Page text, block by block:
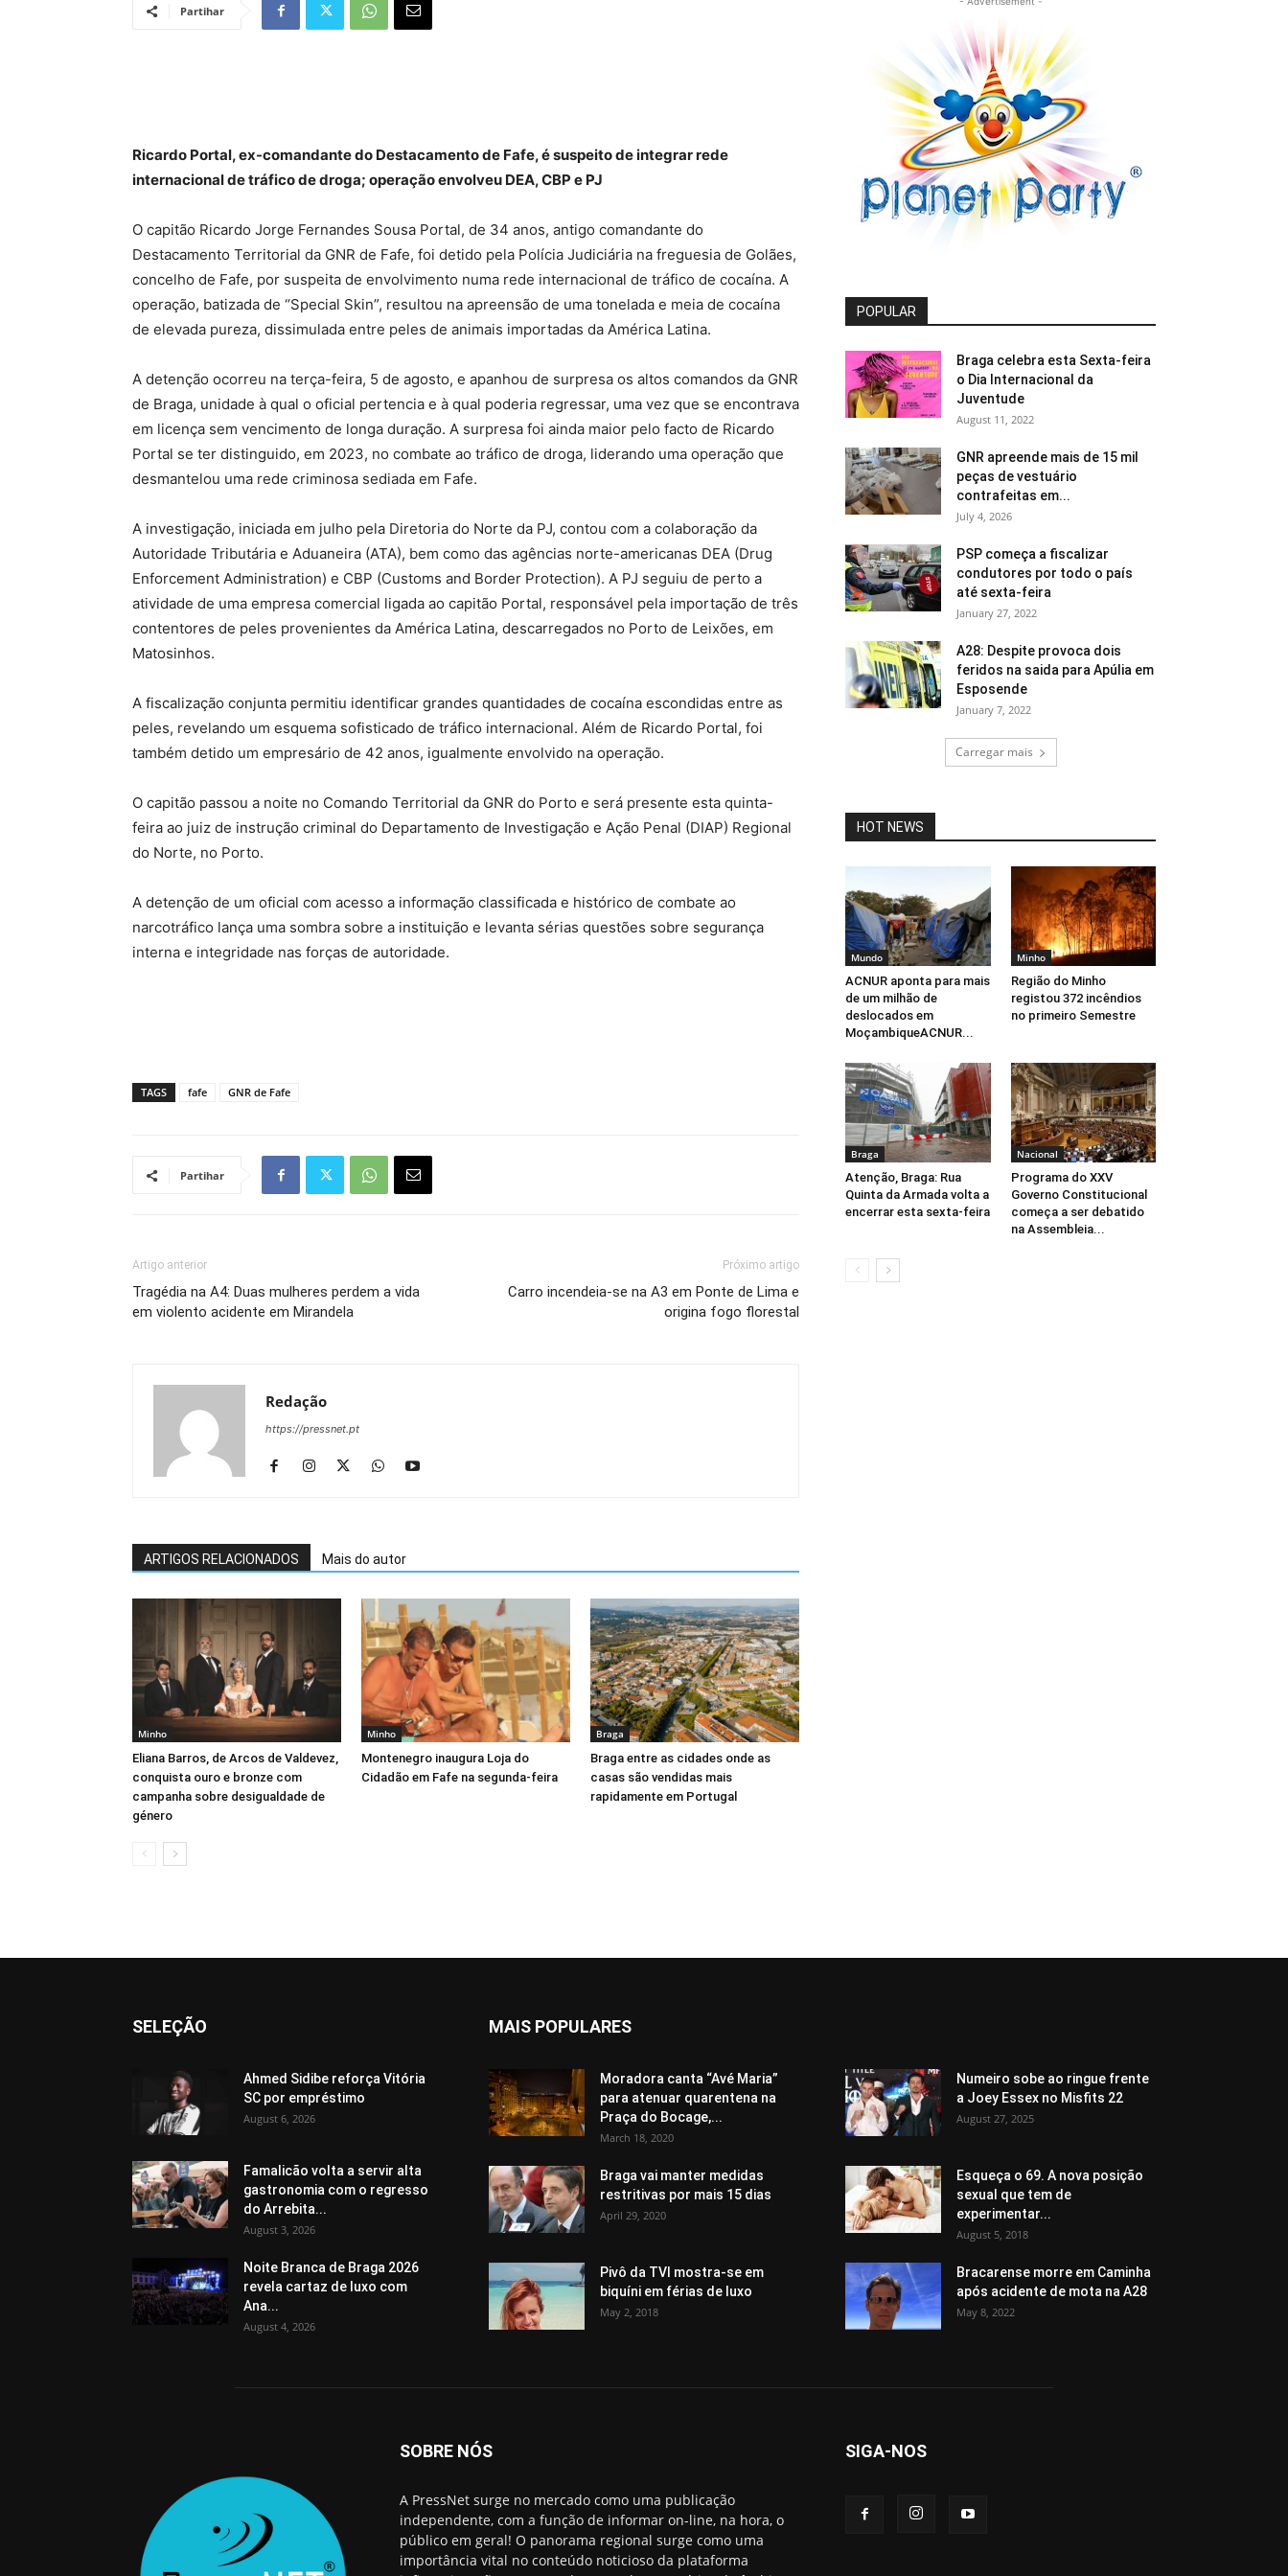
Partihar
Ricardo Portal, ex-comandante do Destacamento de Fafe, é suspeito de integrar rede
internacional de tráfico de droga; operação envolveu DEA, CBP e PJ
O capitão Ricardo Jorge Fernandes Sousa Portal, de 34 anos, antigo comandante do
Destacamento Territorial da GNR de Fafe, foi detido pela Polícia Judiciária na freguesia de Golães,
concelho de Fafe, por suspeita de envolvimento numa rede internacional de tráfico de cocaína. A
operação, batizada de “Special Skin”, resultou na apreensão de uma tonelada e meia de cocaína
de elevada pureza, dissimulada entre peles de animais importadas da América Latina.
A detenção ocorreu na terça-feira, 5 de agosto, e apanhou de surpresa os altos comandos da GNR
de Braga, unidade à qual o oficial pertencia e à qual poderia regressar, uma vez que se encontrava
em licença sem vencimento de longa duração. A surpresa foi ainda maior pelo facto de Ricardo
Portal se ter distinguido, em 2023, no combate ao tráfico de droga, liderando uma operação que
desmantelou uma rede criminosa sediada em Fafe.
A investigação, iniciada em julho pela Diretoria do Norte da PJ, contou com a colaboração da
Autoridade Tributária e Aduaneira (ATA), bem como das agências norte-americanas DEA (Drug
Enforcement Administration) e CBP (Customs and Border Protection). A PJ seguiu de perto a
atividade de uma empresa comercial ligada ao capitão Portal, responsável pela importação de três
contentores de peles provenientes da América Latina, descarregados no Porto de Leixões, em
Matosinhos.
A fiscalização conjunta permitiu identificar grandes quantidades de cocaína escondidas entre as
peles, revelando um esquema sofisticado de tráfico internacional. Além de Ricardo Portal, foi
também detido um empresário de 42 anos, igualmente envolvido na operação.
O capitão passou a noite no Comando Territorial da GNR do Porto e será presente esta quinta-
feira ao juiz de instrução criminal do Departamento de Investigação e Ação Penal (DIAP) Regional
do Norte, no Porto.
A detenção de um oficial com acesso a informação classificada e histórico de combate ao
narcotráfico lança uma sombra sobre a instituição e levanta sérias questões sobre segurança
interna e integridade nas forças de autoridade.
TAGS fafe GNR de Fafe
Partihar
Artigo anterior
Tragédia na A4: Duas mulheres perdem a vida
em violento acidente em Mirandela
Próximo artigo
Carro incendeia-se na A3 em Ponte de Lima e
origina fogo florestal
Redação
https://pressnet.pt
ARTIGOS RELACIONADOS Mais do autor
Minho
Eliana Barros, de Arcos de Valdevez,
conquista ouro e bronze com
campanha sobre desigualdade de
género
Minho
Montenegro inaugura Loja do
Cidadão em Fafe na segunda-feira
Braga
Braga entre as cidades onde as
casas são vendidas mais
rapidamente em Portugal
POPULAR
Braga celebra esta Sexta-feira
o Dia Internacional da
Juventude
August 11, 2022
GNR apreende mais de 15 mil
peças de vestuário
contrafeitas em...
July 4, 2026
PSP começa a fiscalizar
condutores por todo o país
até sexta-feira
January 27, 2022
A28: Despite provoca dois
feridos na saida para Apúlia em
Esposende
January 7, 2022
Carregar mais
HOT NEWS
Mundo
ACNUR aponta para mais
de um milhão de
deslocados em
MoçambiqueACNUR...
Minho
Região do Minho
registou 372 incêndios
no primeiro Semestre
Braga
Atenção, Braga: Rua
Quinta da Armada volta a
encerrar esta sexta-feira
Nacional
Programa do XXV
Governo Constitucional
começa a ser debatido
na Assembleia...
SELEÇÃO
Ahmed Sidibe reforça Vitória
SC por empréstimo
August 6, 2026
Famalicão volta a servir alta
gastronomia com o regresso
do Arrebita...
August 3, 2026
Noite Branca de Braga 2026
revela cartaz de luxo com
Ana...
August 4, 2026
MAIS POPULARES
Moradora canta “Avé Maria”
para atenuar quarentena na
Praça do Bocage,...
March 18, 2020
Numeiro sobe ao ringue frente
a Joey Essex no Misfits 22
August 27, 2025
Braga vai manter medidas
restritivas por mais 15 dias
April 29, 2020
Esqueça o 69. A nova posição
sexual que tem de
experimentar...
August 5, 2018
Pivô da TVI mostra-se em
biquíni em férias de luxo
May 2, 2018
Bracarense morre em Caminha
após acidente de mota na A28
May 8, 2022
SOBRE NÓS
A PressNet surge no mercado como uma publicação
independente, com a função de informar on-line, na hora, o
público em geral! O panorama regional surge como uma
importância vital no conteúdo noticioso da plataforma
SIGA-NOS